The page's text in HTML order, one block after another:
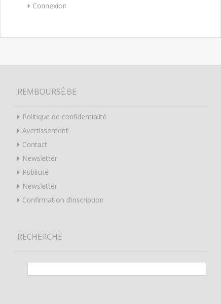
Connexion
REMBOURSÉ.BE
Politique de confidentialité
Avertissement
Contact
Newsletter
Publicité
Newsletter
Confirmation d’inscription
RECHERCHE